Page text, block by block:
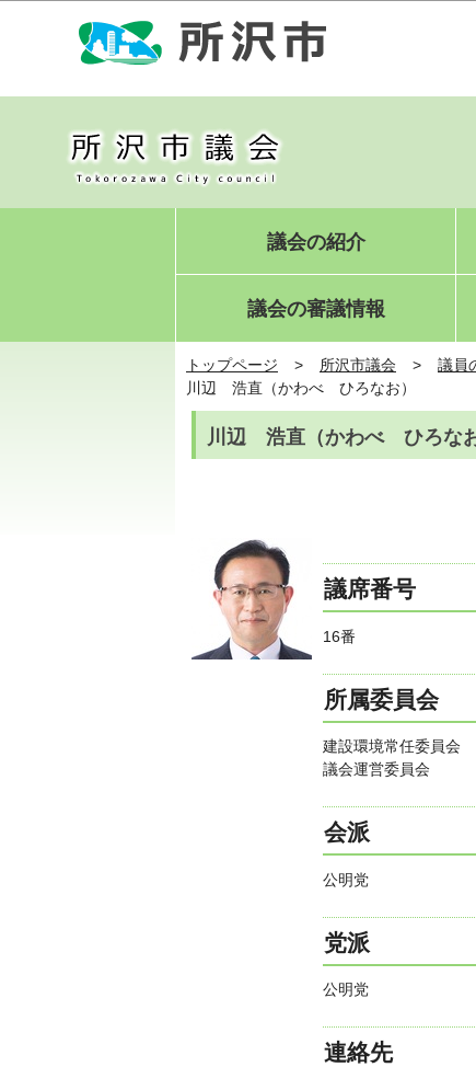
議会の紹介
議会の審議情報
トップページ 所沢市議会 議員
川辺 浩直（かわべ ひろなお）
川辺 浩直（かわべ ひろなお
議席番号
16番
所属委員会
建設環境常任委員会
議会運営委員会
会派
公明党
党派
公明党
連絡先